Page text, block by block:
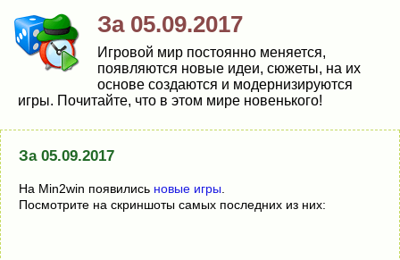
За 05.09.2017
Игровой мир постоянно меняется,
появляются новые идеи, сюжеты, на их
основе создаются и модернизируются
игры. Почитайте, что в этом мире новенького!
За 05.09.2017
На Min2win появились новые игры
Посмотрите на скриншоты самых последних из них: